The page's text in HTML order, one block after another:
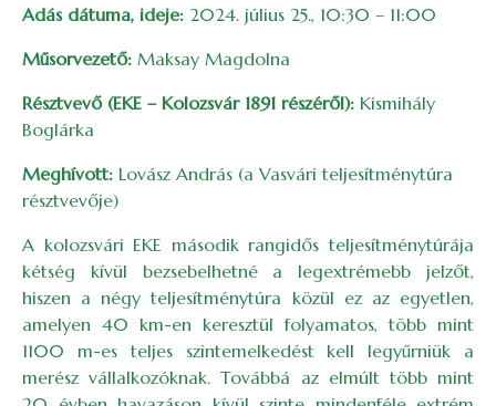
Adás dátuma, ideje: 2024. július 25., 10:30 – 11:00
Műsorvezető: Maksay Magdolna
Résztvevő (EKE – Kolozsvár 1891 részéről): Kismihály
Boglárka
Meghívott: Lovász András (a Vasvári teljesítménytúra
résztvevője)
A kolozsvári EKE második rangidős teljesítménytúrája
kétség kívül bezsebelhetné a legextrémebb jelzőt,
hiszen a négy teljesítménytúra közül ez az egyetlen,
amelyen 40 km-en keresztül folyamatos, több mint
1100 m-es teljes szintemelkedést kell legyűrniük a
merész vállalkozóknak. Továbbá az elmúlt több mint